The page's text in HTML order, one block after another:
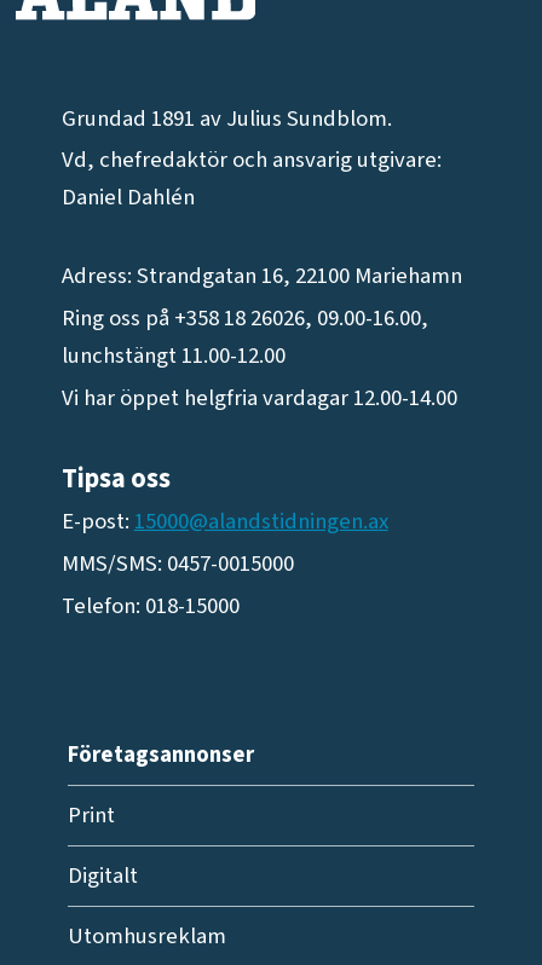
Grundad 1891 av Julius Sundblom.
Vd, chefredaktör och ansvarig utgivare:
Daniel Dahlén
Adress: Strandgatan 16, 22100 Mariehamn
Ring oss på +358 18 26026, 09.00-16.00,
lunchstängt 11.00-12.00
Vi har öppet helgfria vardagar 12.00-14.00
Tipsa oss
E-post: 15000@alandstidningen.ax
MMS/SMS: 0457-0015000
Telefon: 018-15000
Företagsannonser
Print
Digitalt
Utomhusreklam